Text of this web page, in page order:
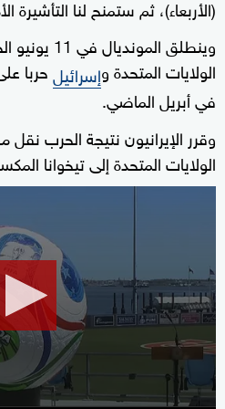
(الأربعاء)، ثم ستمنح لنا التأشيرة
وينطلق
الولايات المتحدة وإسرائيلحربا
في أبريل الماضي.
وقرر الإيرانيون نتيجة الحرب
الولايات المتحدة إلى تيخوانا